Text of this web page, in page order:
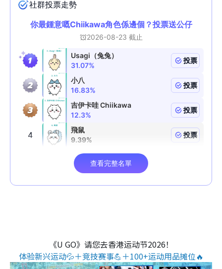
《U GO》请您去香港运动节2026！
体验新兴运动💦＋竞技赛事💪＋100+运动用品摊位🔥